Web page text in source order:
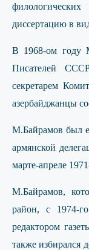
диссертацию в
В 1968-ом году
Писателей
секретарем
азербайджанцы
M.Байрамов был
армянской
марте-апреле
М.Байрамов,
район, с 1974-
редактором
также избирался